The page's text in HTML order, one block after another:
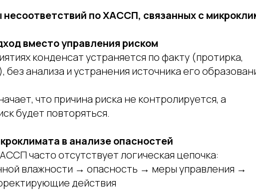
по ХАССП, связанных с
вместо управления риском
конденсат устраняется по факту (протирка,
без анализа и устранения источника его
что причина риска не контролируется, а
будет повторяться.
в анализе опасностей
часто отсутствует логическая цепочка:
влажности → опасность → меры управления →
действия